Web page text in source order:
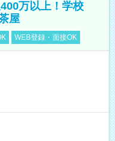
万以上！学校
屋
WEB登録・面接OK